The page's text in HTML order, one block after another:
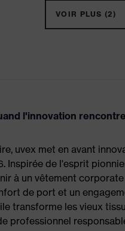
VOIR PLUS (2)
l'innovation
uvex met en avant
Inspirée de l'esprit
à un vêtement
de port et un
transforme les vieux
professionnel